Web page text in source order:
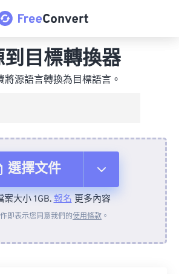
到目標轉換器
將源語言轉換為目標語言。
選擇文件
自裝置
案大小 1GB.報名更多內容
即表示您同意我們的使用條款 。